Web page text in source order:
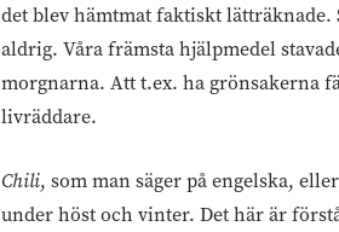
det blev hämtmat faktiskt lätträknade.
aldrig. Våra främsta hjälpmedel
morgnarna. Att t.ex. ha grönsakerna
livräddare.
Chili, som man säger på engelska,
under höst och vinter. Det här är